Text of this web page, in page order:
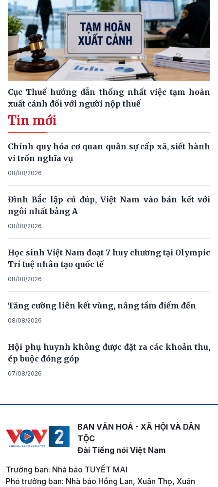
Cục Thuế hướng dẫn thống nhất việc tạm hoãn
xuất cảnh đối với người nộp thuế
Tin mới
Chính quy hóa cơ quan quân sự cấp xã, siết hành
vi trốn nghĩa vụ
08/08/2026
Đình Bắc lập cú đúp, Việt Nam vào bán kết với
ngôi nhất bảng A
08/08/2026
Học sinh Việt Nam đoạt 7 huy chương tại Olympic
Trí tuệ nhân tạo quốc tế
08/08/2026
Tăng cường liên kết vùng, nâng tầm điểm đến
08/08/2026
Hội phụ huynh không được đặt ra các khoản thu,
ép buộc đóng góp
07/08/2026
BAN VĂN HOÁ - XÃ HỘI VÀ DÂN
TỘC
Đài Tiếng nói Việt Nam
Trưởng ban: Nhà báo TUYẾT MAI
Phó trưởng ban: Nhà báo Hồng Lan, Xuân Thọ, Xuân